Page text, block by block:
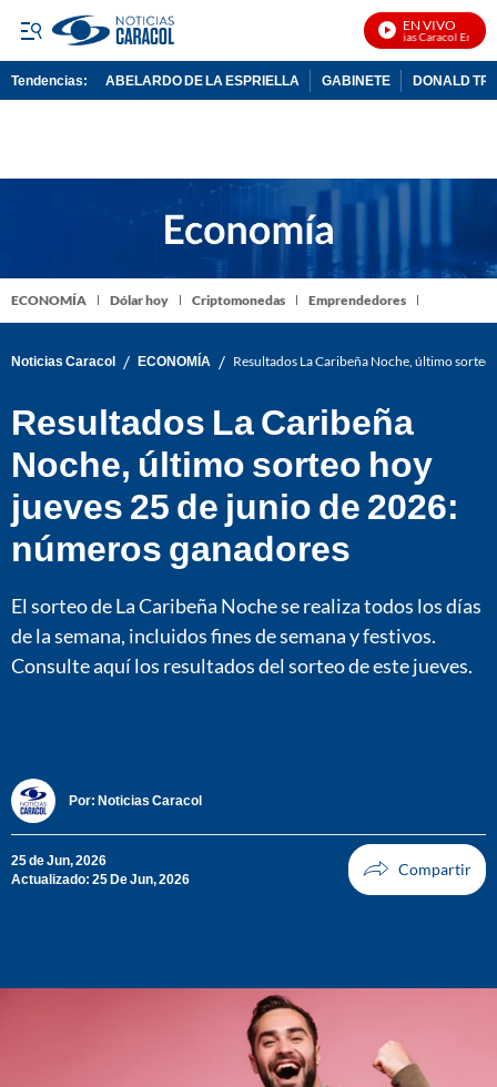
EN VIVO
Noticias Caracol En Vivo
Tendencias: ABELARDO DE LA ESPRIELLA GABINETE DONALD
ECONOMÍA Dólar hoy Criptomonedas Emprendedores
Noticias Caracol / ECONOMÍA / Resultados La Caribeña Noche, último
Resultados La Caribeña
Noche, último sorteo hoy
jueves 25 de junio de 2026:
números ganadores
El sorteo de La Caribeña Noche se realiza todos los días
de la semana, incluidos fines de semana y festivos.
Consulte aquí los resultados del sorteo de este jueves.
Por: Noticias Caracol
25 de Jun, 2026
Actualizado: 25 De Jun, 2026